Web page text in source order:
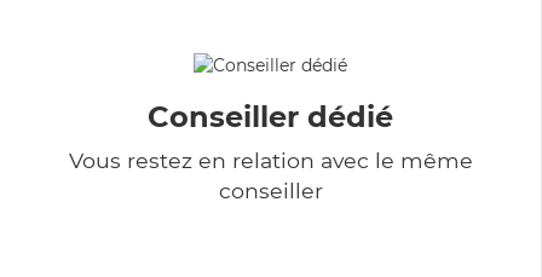
Conseiller dédié
Vous restez en relation avec le même
conseiller